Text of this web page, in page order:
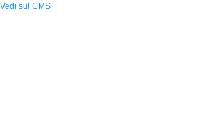
Vedi sul CMS